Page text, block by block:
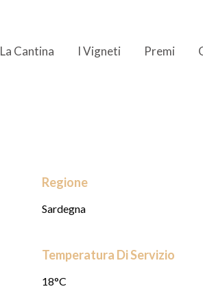
La Cantina I Vigneti Premi
Regione
Sardegna
Temperatura Di Servizio
18°C